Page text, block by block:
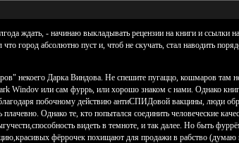
ждать, - начинаю выкладывать рецензии на книги и ссылки
город абсолютно пуст и, чтоб не скучать, стал наводить
некоего Дарка Виндова. Не спешите пугаццо, кошмаров там
Windov или сам фуррь, или хорошо знаком с нами. Однако
побочному действию антиСПИДовой вакцины, люди
Однако те, кто попытался соединить человеческие
видеть в темноте, и так далее. Но быть
фёррочек похищают для продажи в рабство (думаю